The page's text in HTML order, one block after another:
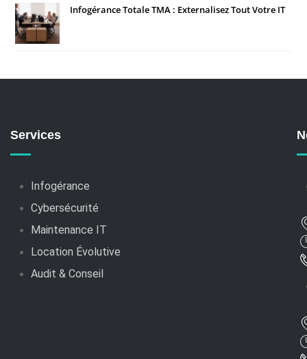
Infogérance Totale TMA : Externalisez Tout Votre IT
Services
Infogérance
Cybersécurité
Maintenance IT
Location Évolutive
Audit & Conseil